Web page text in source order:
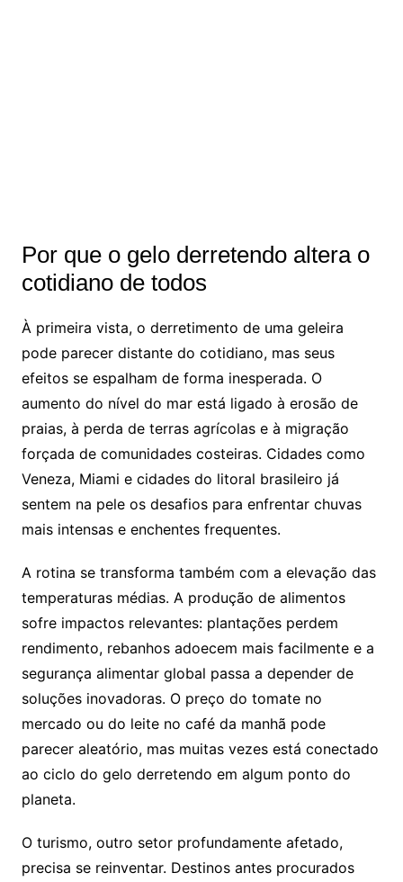
Por que o gelo derretendo altera o
cotidiano de todos
À primeira vista, o derretimento de uma geleira
pode parecer distante do cotidiano, mas seus
efeitos se espalham de forma inesperada. O
aumento do nível do mar está ligado à erosão de
praias, à perda de terras agrícolas e à migração
forçada de comunidades costeiras. Cidades como
Veneza, Miami e cidades do litoral brasileiro já
sentem na pele os desafios para enfrentar chuvas
mais intensas e enchentes frequentes.
A rotina se transforma também com a elevação das
temperaturas médias. A produção de alimentos
sofre impactos relevantes: plantações perdem
rendimento, rebanhos adoecem mais facilmente e a
segurança alimentar global passa a depender de
soluções inovadoras. O preço do tomate no
mercado ou do leite no café da manhã pode
parecer aleatório, mas muitas vezes está conectado
ao ciclo do gelo derretendo em algum ponto do
planeta.
O turismo, outro setor profundamente afetado,
precisa se reinventar. Destinos antes procurados